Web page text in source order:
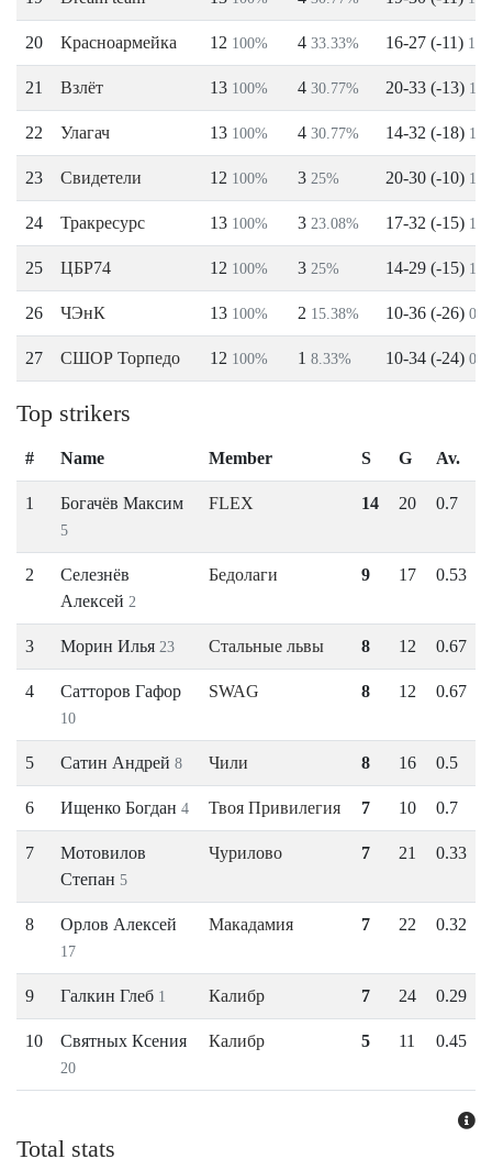
20 Красноармейка 12 100% 4 33.33% 16-27 (-11)
21 Взлёт 13 100% 4 30.77% 20-33 (-13)
22 Улагач 13 100% 4 30.77% 14-32 (-18)
23 Свидетели 12 100% 3 25% 20-30 (-10)
24 Тракресурс 13 100% 3 23.08% 17-32 (-15)
25 ЦБР74 12 100% 3 25% 14-29 (-15)
26 ЧЭнК 13 100% 2 15.38% 10-36 (-26)
27 СШОР Торпедо 12 100% 1 8.33% 10-34 (-24)
Top strikers
# Name Member S G Av.
1 Богачёв Максим
5
FLEX 14 20 0.7
2
Селезнёв
Алексей 2
Бедолаги 9 17 0.53
3 Морин Илья 23 Стальные львы 8 12 0.67
4 Сатторов Гафор
10
SWAG 8 12 0.67
5 Сатин Андрей 8 Чили 8 16 0.5
6 Ищенко Богдан 4 Твоя Привилегия 7 10 0.7
7
Мотовилов
Степан 5
Чурилово 7 21 0.33
8 Орлов Алексей
17
Макадамия 7 22 0.32
9 Галкин Глеб 1 Калибр 7 24 0.29
10 Святных Ксения
20
Калибр 5 11 0.45
Total stats